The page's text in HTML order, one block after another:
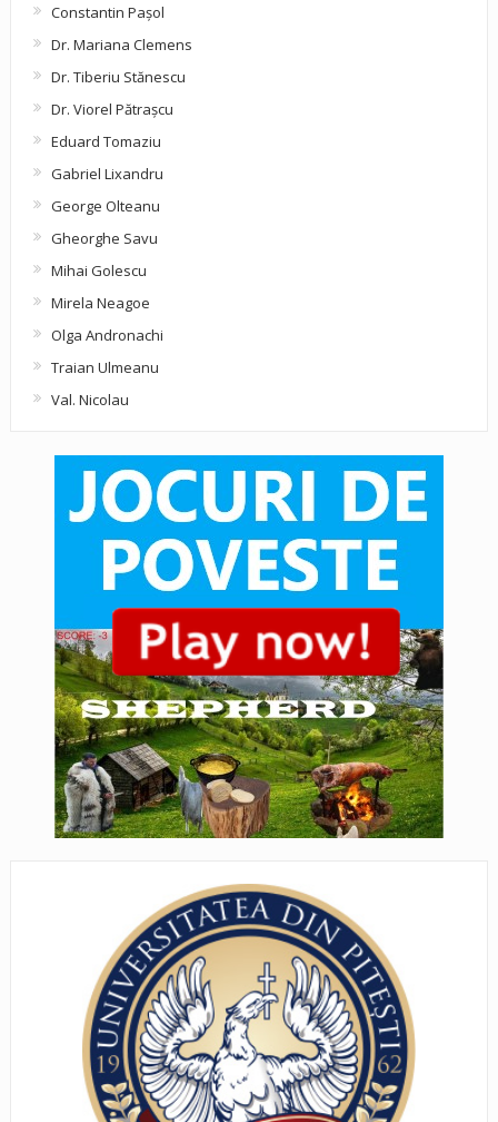
Constantin Pașol
Dr. Mariana Clemens
Dr. Tiberiu Stănescu
Dr. Viorel Pătraşcu
Eduard Tomaziu
Gabriel Lixandru
George Olteanu
Gheorghe Savu
Mihai Golescu
Mirela Neagoe
Olga Andronachi
Traian Ulmeanu
Val. Nicolau